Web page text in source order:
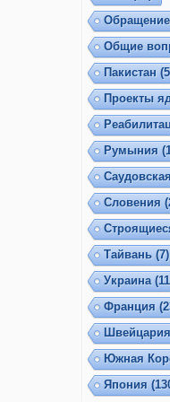
Общие
Пакистан
Проекты
Румыния
Словения
Тайвань (7)
Украина
Франция
Швейцария
Южная
Япония